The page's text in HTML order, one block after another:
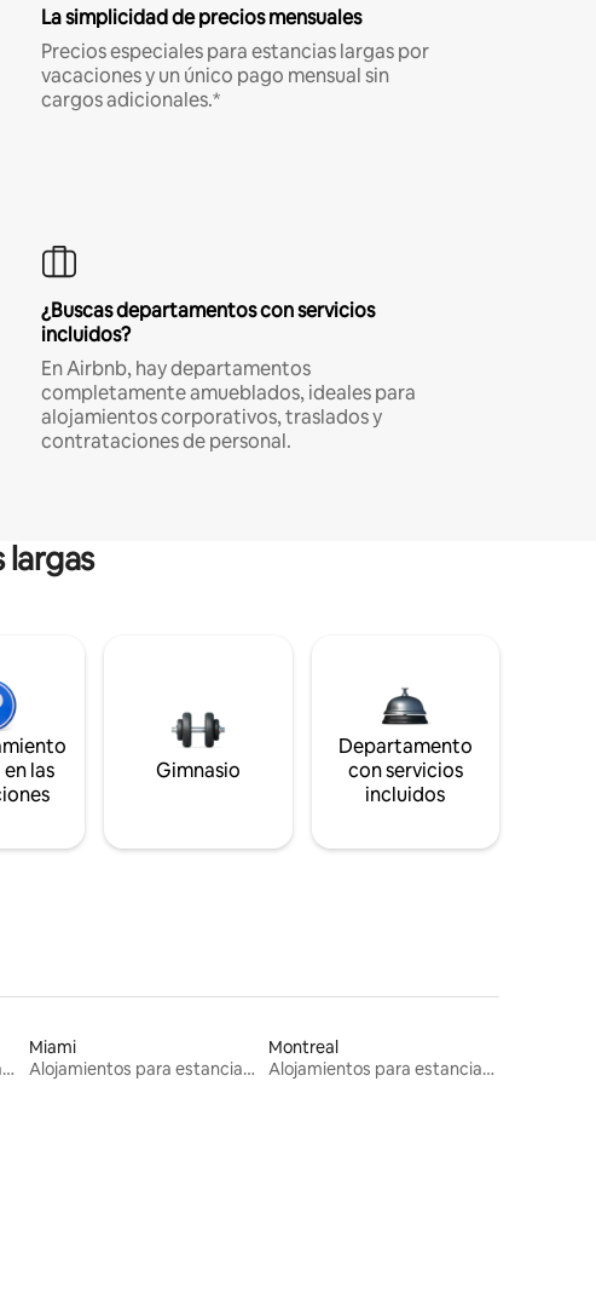
La simplicidad de precios mensuales
Precios especiales para estancias largas por
vacaciones y un único pago mensual sin
cargos adicionales.*
¿Buscas departamentos con servicios
incluidos?
En Airbnb, hay departamentos
completamente amueblados, ideales para
alojamientos corporativos, traslados y
contrataciones de personal.
largas
las
Gimnasio
Departamento
con servicios
incluidos
Alojamientos para estancias largas
Miami
Alojamientos para estancias largas
Montreal
Alojamientos para estancias largas